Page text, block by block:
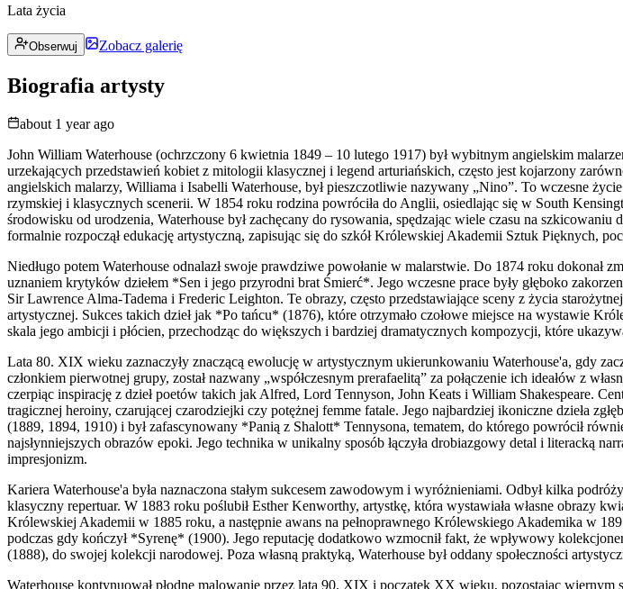
Lata życia
Obserwuj Zobacz galerię
Biografia artysty
about 1 year ago
John William Waterhouse (ochrzczony 6 kwietnia 1849 – 10 lutego 1917) był wybitnym angielskim
urzekających przedstawień kobiet z mitologii klasycznej i legend arturiańskich, często jest kojarzony
angielskich malarzy, Williama i Isabelli Waterhouse, był pieszczotliwie nazywany „Nino”. To wczesne
rzymskiej i klasycznych scenerii. W 1854 roku rodzina powróciła do Anglii, osiedlając się w South
środowisku od urodzenia, Waterhouse był zachęcany do rysowania, spędzając wiele czasu na
formalnie rozpoczął edukację artystyczną, zapisując się do szkół Królewskiej Akademii Sztuk Pięknych,
Niedługo potem Waterhouse odnalazł swoje prawdziwe powołanie w malarstwie. Do 1874 roku
uznaniem krytyków dziełem *Sen i jego przyrodni brat Śmierć*. Jego wczesne prace były głęboko
Sir Lawrence Alma-Tadema i Frederic Leighton. Te obrazy, często przedstawiające sceny z życia
artystycznej. Sukces takich dzieł jak *Po tańcu* (1876), które otrzymało czołowe miejsce на wystawie
skala jego ambicji i płócien, przechodząc do większych i bardziej dramatycznych kompozycji, które
Lata 80. XIX wieku zaznaczyły znaczącą ewolucję w artystycznym ukierunkowaniu Waterhouse'a, gdy
członkiem pierwotnej grupy, został nazwany „współczesnym prerafaelitą” za połączenie ich ideałów z
czerpiąc inspirację z dzieł poetów takich jak Alfred, Lord Tennyson, John Keats i William Shakespeare.
tragicznej heroiny, czarującej czarodziejki czy potężnej femme fatale. Jego najbardziej ikoniczne dzieła
(1889, 1894, 1910) i był zafascynowany *Panią z Shalott* Tennysona, tematem, do którego powrócił
najsłynniejszych obrazów epoki. Jego technika w unikalny sposób łączyła drobiazgowy detal i literacką
impresjonizm.
Kariera Waterhouse'a była naznaczona stałym sukcesem zawodowym i wyróżnieniami. Odbył kilka
klasyczny repertuar. W 1883 roku poślubił Esther Kenworthy, artystkę, która wystawiała własne obrazy
Królewskiej Akademii w 1885 roku, a następnie awans na pełnoprawnego Królewskiego Akademika w
podczas gdy kończył *Syrenę* (1900). Jego reputację dodatkowo wzmocnił fakt, że wpływowy
(1888), do swojej kolekcji narodowej. Poza własną praktyką, Waterhouse był oddany społeczności
Waterhouse kontynuował płodne malowanie przez lata 90. XIX i początek XX wieku, pozostając